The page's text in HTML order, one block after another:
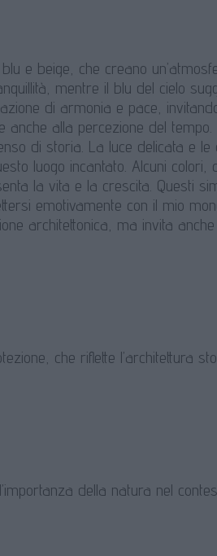
e beige, che creano
mentre il blu del cielo
di armonia e pace,
alla percezione del
di storia. La luce delicata e
luogo incantato. Alcuni colori,
la vita e la crescita. Questi
emotivamente con il mio
architettonica, ma invita
che riflette l’architettura
della natura nel